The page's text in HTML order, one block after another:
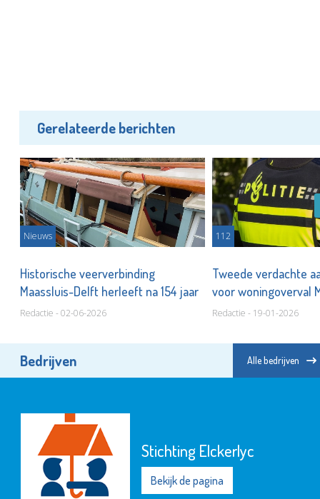
Gerelateerde berichten
Nieuws
Historische veerverbinding
Maassluis-Delft herleeft na 154 jaar
Redactie - 02-06-2026
112
Tweede verdachte
voor woningoverval
Redactie - 19-01-2026
Bedrijven Alle bedrijven
Stichting Elckerlyc
Bekijk de pagina